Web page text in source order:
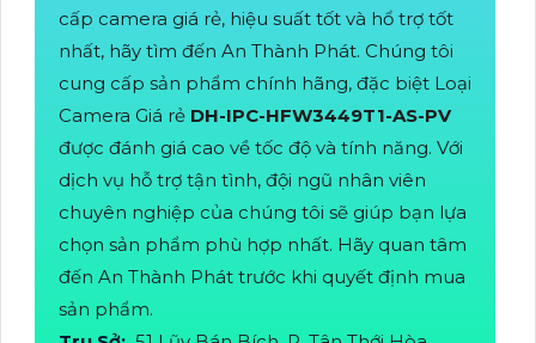
cấp camera giá rẻ, hiệu suất tốt và hổ trợ tốt
nhất, hãy tìm đến An Thành Phát. Chúng tôi
cung cấp sản phẩm chính hãng, đặc biệt Loại
Camera Giá rẻ DH-IPC-HFW3449T1-AS-PV
được đánh giá cao về tốc độ và tính năng. Với
dịch vụ hỗ trợ tận tình, đội ngũ nhân viên
chuyên nghiệp của chúng tôi sẽ giúp bạn lựa
chọn sản phẩm phù hợp nhất. Hãy quan tâm
đến An Thành Phát trước khi quyết định mua
sản phẩm.